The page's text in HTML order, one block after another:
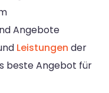
Angebote
Leistungen der
beste Angebot für